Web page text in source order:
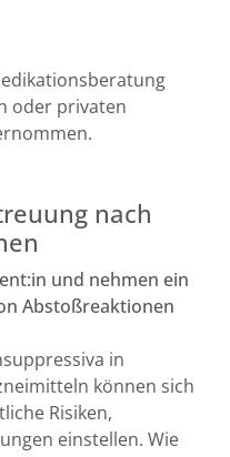
oder privaten
nach
und nehmen ein
Abstoßreaktionen
in
können sich
Risiken,
einstellen. Wie